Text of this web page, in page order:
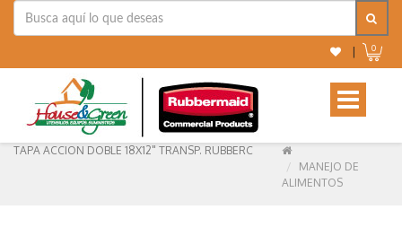
0
Toggle
navigation
TAPA ACCION DOBLE 18X12" TRANSP. RUBBERC
MANEJO DE
ALIMENTOS